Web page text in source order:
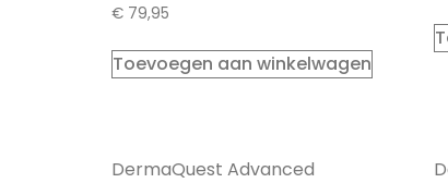
€ 79,95
Toevoegen aan winkelwagen
DermaQuest Advanced